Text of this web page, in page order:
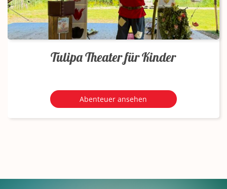
Tulipa Theater für Kinder
Abenteuer ansehen